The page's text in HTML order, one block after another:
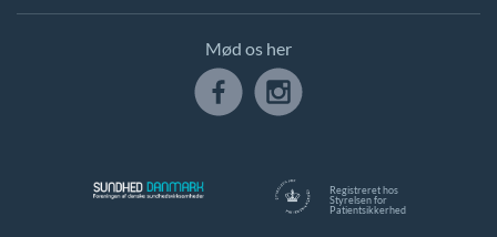
Registreret hos
Styrelsen for
Patientsikkerhed
Mød os her